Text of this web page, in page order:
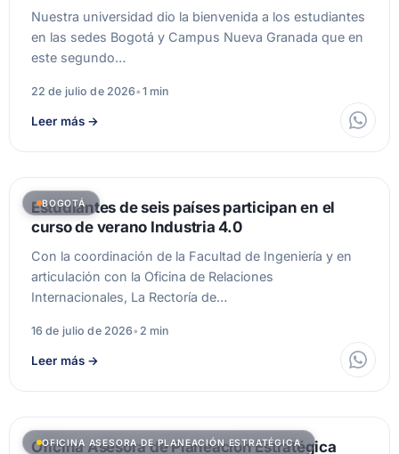
Nuestra universidad dio la bienvenida a los estudiantes
en las sedes Bogotá y Campus Nueva Granada que en
este segundo…
22 de julio de 2026• 1 min
Leer más →
BOGOTÁ
Estudiantes de seis países participan en el
curso de verano Industria 4.0
Con la coordinación de la Facultad de Ingeniería y en
articulación con la Oficina de Relaciones
Internacionales, La Rectoría de…
16 de julio de 2026• 2 min
Leer más →
OFICINA ASESORA DE PLANEACIÓN ESTRATÉGICA
Oficina Asesora de Planeación Estratégica